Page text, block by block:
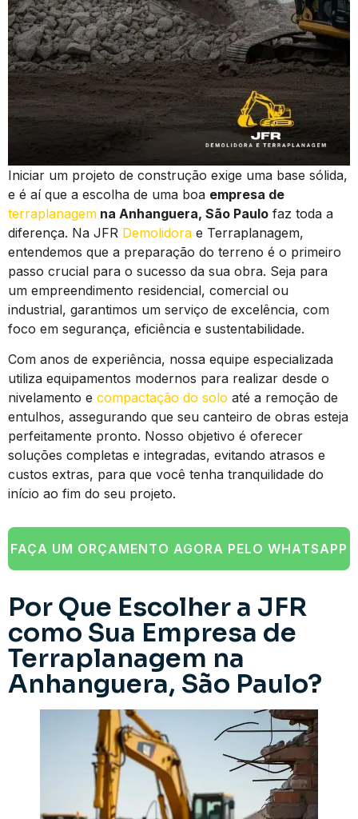
Iniciar um projeto de construção exige uma base sólida,
e é aí que a escolha de uma boa empresa de
terraplanagem na Anhanguera, São Paulo faz toda a
diferença. Na JFR Demolidora e Terraplanagem,
entendemos que a preparação do terreno é o primeiro
passo crucial para o sucesso da sua obra. Seja para
um empreendimento residencial, comercial ou
industrial, garantimos um serviço de excelência, com
foco em segurança, eficiência e sustentabilidade.
Com anos de experiência, nossa equipe especializada
utiliza equipamentos modernos para realizar desde o
nivelamento e compactação do solo até a remoção de
entulhos, assegurando que seu canteiro de obras esteja
perfeitamente pronto. Nosso objetivo é oferecer
soluções completas e integradas, evitando atrasos e
custos extras, para que você tenha tranquilidade do
início ao fim do seu projeto.
FAÇA UM ORÇAMENTO AGORA PELO WHATSAPP
Por Que Escolher a JFR
como Sua Empresa de
Terraplanagem na
Anhanguera, São Paulo?